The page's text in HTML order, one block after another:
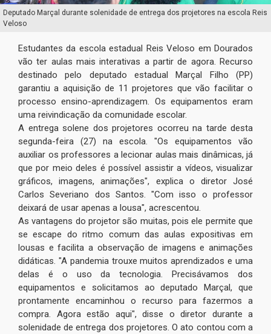
Deputado Marçal durante solenidade de entrega dos projetores na escola Reis
Veloso
Estudantes da escola estadual Reis Veloso em Dourados
vão ter aulas mais interativas a partir de agora. Recurso
destinado pelo deputado estadual Marçal Filho (PP)
garantiu a aquisição de 11 projetores que vão facilitar o
processo ensino-aprendizagem. Os equipamentos eram
uma reivindicação da comunidade escolar.
A entrega solene dos projetores ocorreu na tarde desta
segunda-feira (27) na escola. "Os equipamentos vão
auxiliar os professores a lecionar aulas mais dinâmicas, já
que por meio deles é possível assistir a vídeos, visualizar
gráficos, imagens, animações", explica o diretor José
Carlos Severiano dos Santos. "Com isso o professor
deixará de usar apenas a lousa", acrescentou.
As vantagens do projetor são muitas, pois ele permite que
se escape do ritmo comum das aulas expositivas em
lousas e facilita a observação de imagens e animações
didáticas. "A pandemia trouxe muitos aprendizados e uma
delas é o uso da tecnologia. Precisávamos dos
equipamentos e solicitamos ao deputado Marçal, que
prontamente encaminhou o recurso para fazermos a
compra. Agora estão aqui", disse o diretor durante a
solenidade de entrega dos projetores. O ato contou com a